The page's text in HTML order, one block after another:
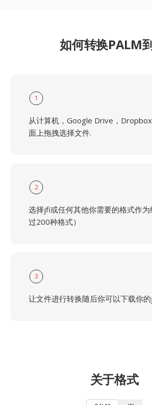
如何转换PALM
1
从计算机，Google Drive，
面上拖拽选择文件.
2
选择jfi或任何其他你需要的格式作为
过200种格式）
3
让文件进行转换随后你可以下载你
关于格式